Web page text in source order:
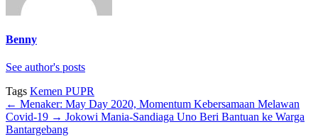
Benny
See author's posts
Tags Kemen PUPR
← Menaker: May Day 2020, Momentum Kebersamaan Melawan
Covid-19 → Jokowi Mania-Sandiaga Uno Beri Bantuan ke Warga
Bantargebang